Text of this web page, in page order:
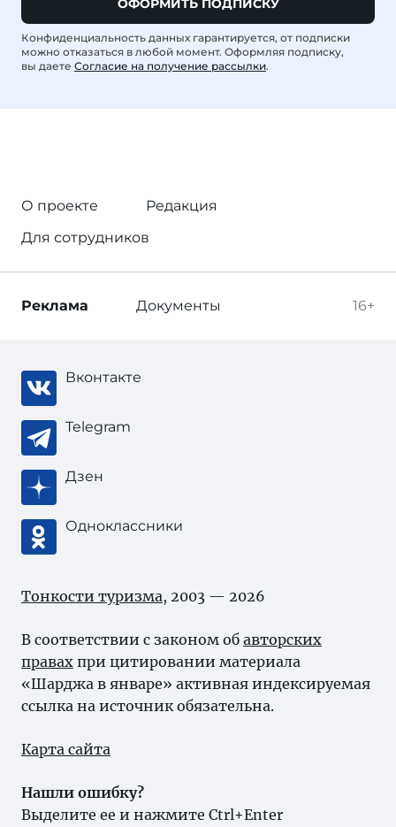
ОФОРМИТЬ ПОДПИСКУ
Конфиденциальность данных гарантируется, от подписки
можно отказаться в любой момент. Оформляя подписку,
вы даете Согласие на получение рассылки.
О проекте
Редакция
Для сотрудников
16+
Реклама Документы
Вконтакте
Telegram
Дзен
Одноклассники
Тонкости туризма, 2003 — 2026
В соответствии с законом об авторских
правах при цитировании материала
«Шарджа в январе» активная индексируемая
ссылка на источник обязательна.
Карта сайта
Нашли ошибку?
Выделите ее и нажмите Ctrl+Enter